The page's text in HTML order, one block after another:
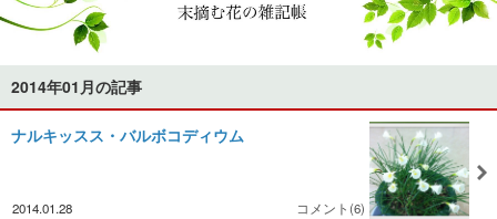
2014年01月の記事
ナルキッスス・バルボコディウム
2014.01.28 コメント(6)